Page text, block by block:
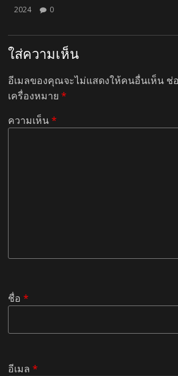
2024
0
ใส่ความเห็น
อีเมลของคุณจะไม่แสดงให้คนอื่นเห็น ช่
เครื่องหมาย*
ความเห็น*
ชื่อ*
อีเมล*